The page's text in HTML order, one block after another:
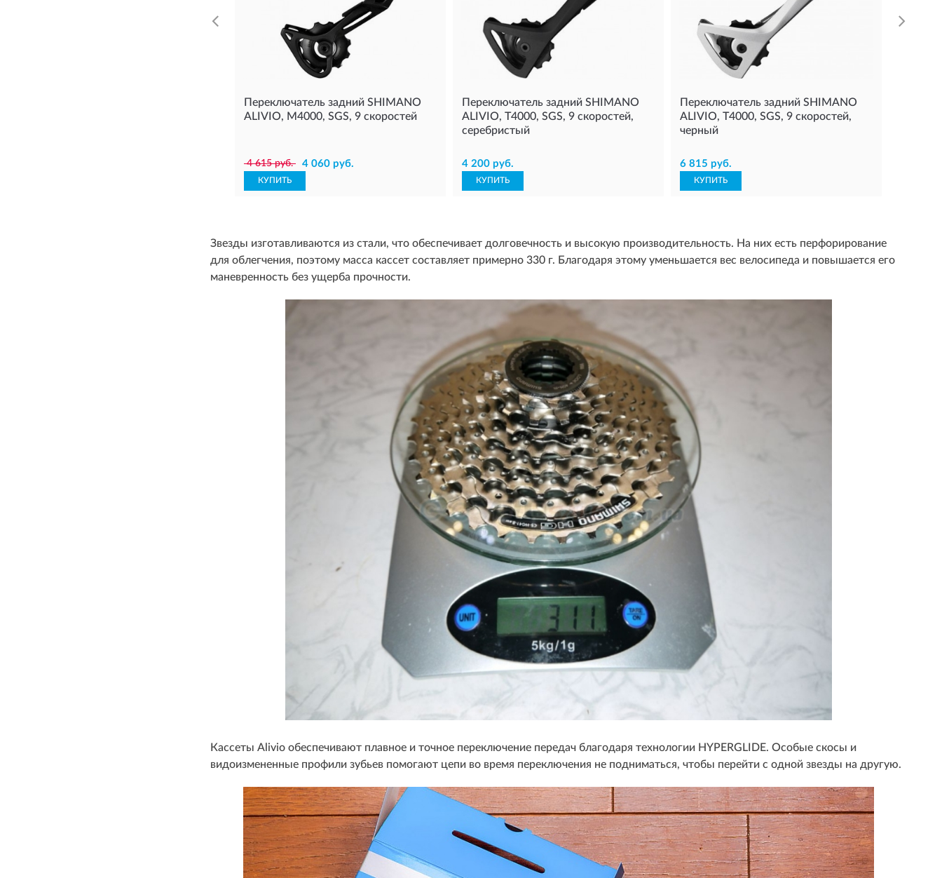
Переключатель задний SHIMANO
ALIVIO, M4000, SGS, 9 скоростей
4 615 руб. 4 060 руб.
КУПИТЬ
Переключатель задний SHIMANO
ALIVIO, T4000, SGS, 9 скоростей,
серебристый
4 200 руб.
КУПИТЬ
Переключатель задний SHIMANO
ALIVIO, T4000, SGS, 9 скоростей,
черный
6 815 руб.
КУПИТЬ
Звезды изготавливаются из стали, что обеспечивает долговечность и высокую производительность. На них есть перфорирование
для облегчения, поэтому масса кассет составляет примерно 330 г. Благодаря этому уменьшается вес велосипеда и повышается его
маневренность без ущерба прочности.
Кассеты Alivio обеспечивают плавное и точное переключение передач благодаря технологии HYPERGLIDE. Особые скосы и
видоизмененные профили зубьев помогают цепи во время переключения не подниматься, чтобы перейти с одной звезды на другую.